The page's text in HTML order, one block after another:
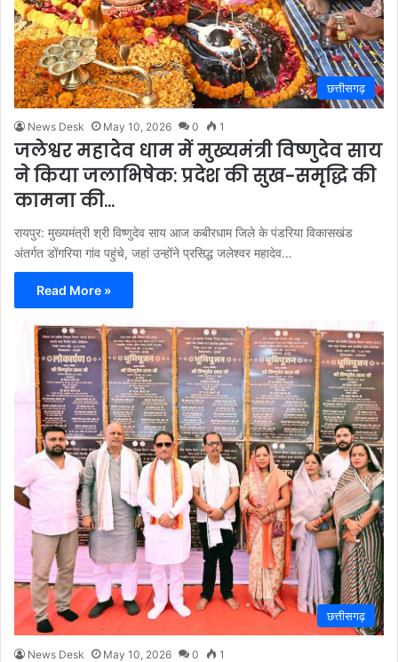
छत्तीसगढ़
News Desk May 10, 2026 0 1
जलेश्वर महादेव धाम में मुख्यमंत्री विष्णुदेव साय
ने किया जलाभिषेक: प्रदेश की सुख-समृद्धि की
कामना की…
रायपुर: मुख्यमंत्री श्री विष्णुदेव साय आज कबीरधाम जिले के पंडरिया विकासखंड
अंतर्गत डोंगरिया गांव पहुंचे, जहां उन्होंने प्रसिद्ध जलेश्वर महादेव…
Read More »
छत्तीसगढ़
News Desk May 10, 2026 0 1